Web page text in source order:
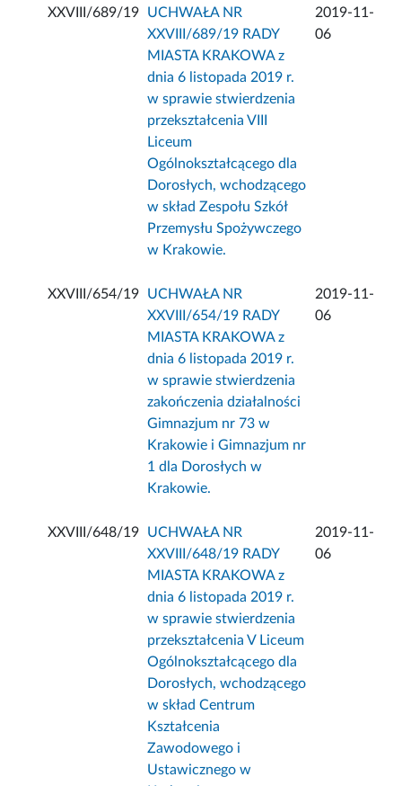
XXVIII/689/19
UCHWAŁA NR
XXVIII/689/19 RADY
MIASTA KRAKOWA z
dnia 6 listopada 2019 r.
w sprawie stwierdzenia
przekształcenia VIII
Liceum
Ogólnokształcącego dla
Dorosłych, wchodzącego
w skład Zespołu Szkół
Przemysłu Spożywczego
w Krakowie.
2019-11-
06
XXVIII/654/19
UCHWAŁA NR
XXVIII/654/19 RADY
MIASTA KRAKOWA z
dnia 6 listopada 2019 r.
w sprawie stwierdzenia
zakończenia działalności
Gimnazjum nr 73 w
Krakowie i Gimnazjum nr
1 dla Dorosłych w
Krakowie.
2019-11-
06
XXVIII/648/19
UCHWAŁA NR
XXVIII/648/19 RADY
MIASTA KRAKOWA z
dnia 6 listopada 2019 r.
w sprawie stwierdzenia
przekształcenia V Liceum
Ogólnokształcącego dla
Dorosłych, wchodzącego
w skład Centrum
Kształcenia
Zawodowego i
Ustawicznego w
2019-11-
06